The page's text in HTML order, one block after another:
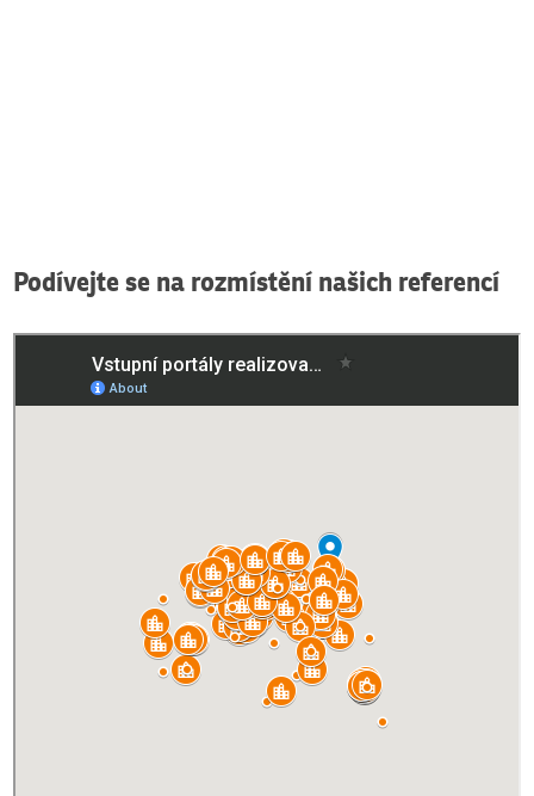
Podívejte se na rozmístění našich referencí